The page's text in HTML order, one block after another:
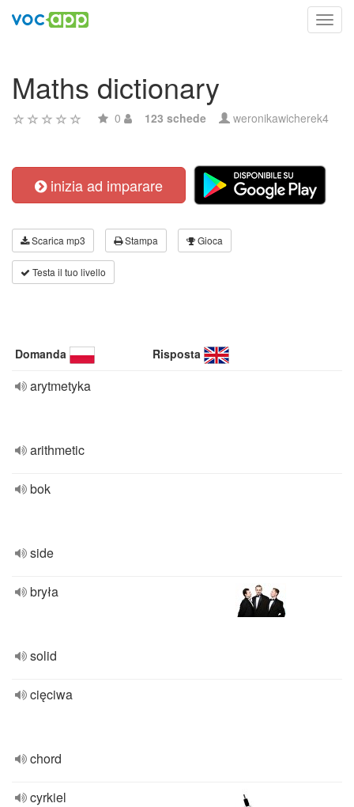
Maths dictionary
0 123 schede weronikawicherek4
inizia ad imparare
Scarica mp3 Stampa Gioca
Testa il tuo livello
Domanda Risposta
arytmetyka
arithmetic
bok
side
bryła
solid
cięciwa
chord
cyrkiel